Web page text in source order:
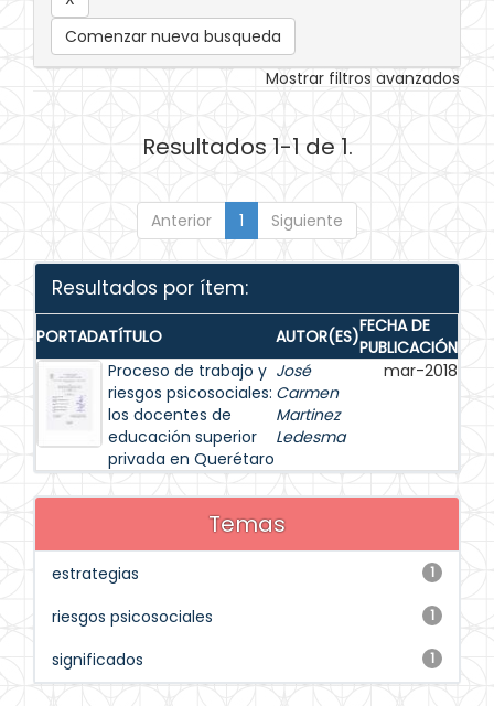
Comenzar nueva busqueda
Mostrar filtros avanzados
Resultados 1-1 de 1.
Anterior 1 Siguiente
Resultados por ítem:
PORTADATÍTULO AUTOR(ES)FECHA DE
PUBLICACIÓN
Proceso de trabajo y
riesgos psicosociales:
los docentes de
educación superior
privada en Querétaro
José
Carmen
Martinez
Ledesma
mar-2018
Temas
1
estrategias
1
riesgos psicosociales
1
significados